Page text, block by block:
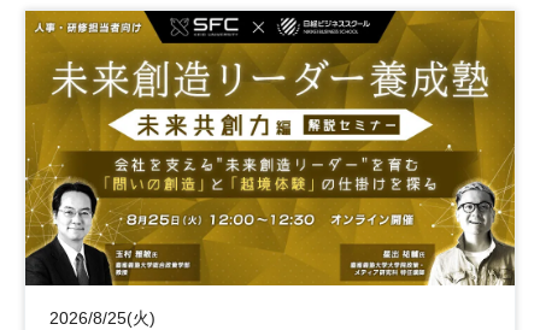
事業承継 中堅中小企業
日経社会イノベーションフォーラム 参加無料
2026/8/25(火)